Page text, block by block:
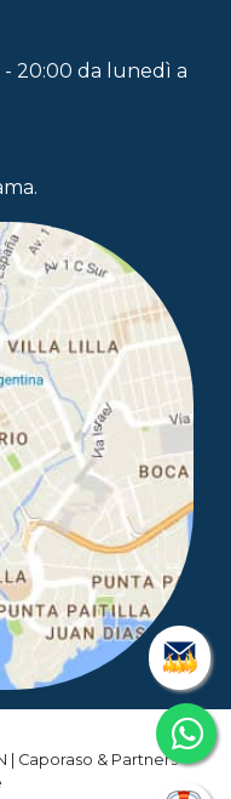
- 20:00 da lunedì a
| Caporaso & Partners